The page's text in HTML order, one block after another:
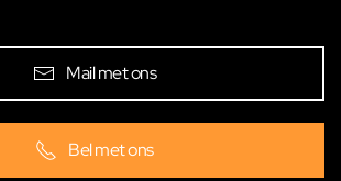
Mail met ons
Bel met ons